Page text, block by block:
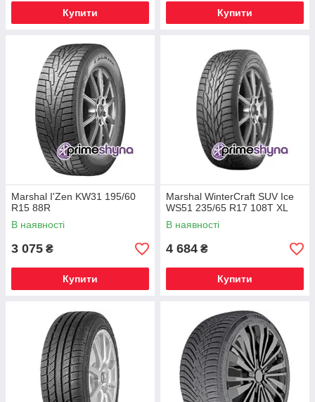
Купити Купити
Marshal I'Zen KW31 195/60
R15 88R
В наявності
3 075 ₴
Купити
Marshal WinterCraft SUV Ice
WS51 235/65 R17 108T XL
В наявності
4 684 ₴
Купити